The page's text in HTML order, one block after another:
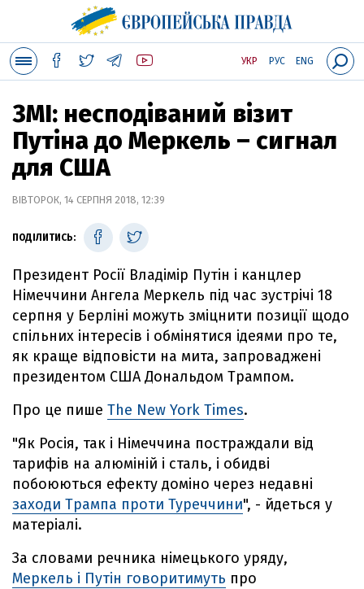
УКР РУС ENG
ЗМІ: несподіваний візит
Путіна до Меркель – сигнал
для США
ВІВТОРОК, 14 СЕРПНЯ 2018, 12:39
ПОДІЛИТИСЬ:
Президент Росії Владімір Путін і канцлер
Німеччини Ангела Меркель під час зустрічі 18
серпня у Берліні можуть зміцнити позиції щодо
спільних інтересів і обмінятися ідеями про те,
як краще відповісти на мита, запроваджені
президентом США Дональдом Трампом.
Про це пише The New York Times.
"Як Росія, так і Німеччина постраждали від
тарифів на алюміній і сталь, і обидві
побоюються ефекту доміно через недавні
заходи Трампа проти Туреччини", - йдеться у
матеріалі.
За словами речника німецького уряду,
Меркель і Путін говоритимуть про